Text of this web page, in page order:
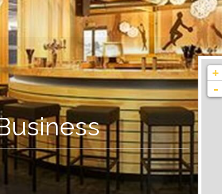
+
-